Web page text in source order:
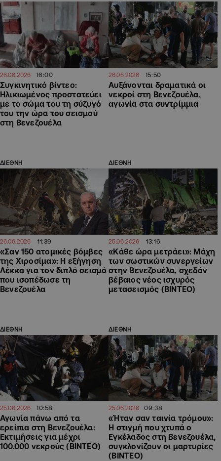
26.06.2026 16:00
Συγκινητικό βίντεο:
Ηλικιωμένος προστατεύει
με το σώμα του τη σύζυγό
του την ώρα του σεισμού
στη Βενεζουέλα
26.06.2026 15:50
Αυξάνονται δραματικά οι
νεκροί στη Βενεζουέλα,
αγωνία στα συντρίμμια
ΔΙΕΘΝΗ
26.06.2026 11:39
«Σαν 150 ατομικές βόμβες
της Χιροσίμα»: Η εξήγηση
Λέκκα για τον διπλό σεισμό
που ισοπέδωσε τη
Βενεζουέλα
ΔΙΕΘΝΗ
25.06.2026 13:16
«Κάθε ώρα μετράει»: Μάχη
των σωστικών συνεργείων
στην Βενεζουέλα, σχεδόν
βέβαιος νέος ισχυρός
μετασεισμός (ΒΙΝΤΕΟ)
ΔΙΕΘΝΗ
25.06.2026 10:58
Αγωνία πάνω από τα
ερείπια στη Βενεζουέλα:
Εκτιμήσεις για μέχρι
100.000 νεκρούς (ΒΙΝΤΕΟ)
ΔΙΕΘΝΗ
25.06.2026 09:38
«Ήταν σαν ταινία τρόμου»:
H στιγμή που χτυπά ο
Εγκέλαδος στη Βενεζουέλα,
συγκλονίζουν οι μαρτυρίες
(ΒΙΝΤΕΟ)